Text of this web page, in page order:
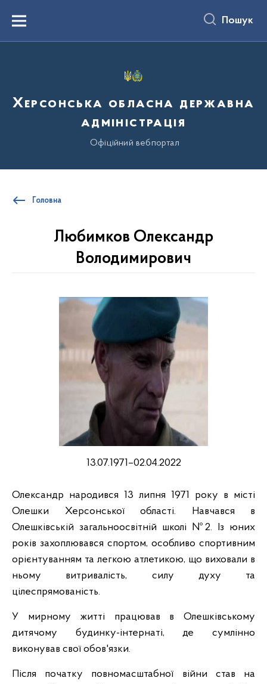
вмістуMenu Пошук
Херсонська обласна державна
адміністрація
Офіційний вебпортал
Головна
Любимков Олександр
Володимирович
13.07.1971–02.04.2022
Олександр народився 13 липня 1971 року в місті
Олешки Херсонської області. Навчався в
Олешківській загальноосвітній школі №2. Із юних
років захоплювався спортом, особливо спортивним
орієнтуванням та легкою атлетикою, що виховали в
ньому витривалість, силу духу та
цілеспрямованість.
У мирному житті працював в Олешківському
дитячому будинку-інтернаті, де сумлінно
виконував свої обов'язки.
Після початку повномасштабної війни став на